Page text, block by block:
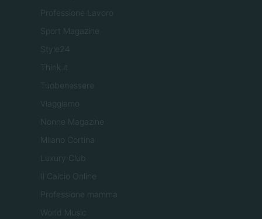
Professione Lavoro
Sport Magazine
Style24
Think.it
Tuobenessere
Viaggiamo
Nonne Magazine
Milano Cortina
Luxury Club
Il Calcio Online
Professione mamma
World Music